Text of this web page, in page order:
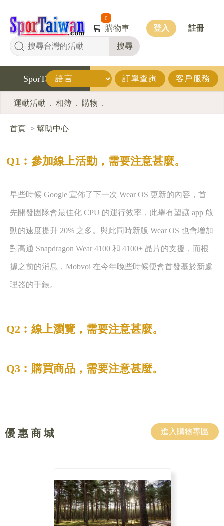
搜尋
0
購物車 登入 註冊
SporTaiwan 訂單查詢 客戶服務
運動活動 . 相簿 . 購物 .
首頁 > 幫助中心
Q1︰參加線上活動，需要注意甚麼。
早些時候 Google 宣佈了下一次 Wear OS 更新的內容，首
先開發團隊會最佳化 CPU 的運行效率，此舉有望讓 app 啟
動的速度提升 20% 之多。與此同時新版 Wear OS 也會增加
對高通 Snapdragon Wear 4100 和 4100+ 晶片的支援，而根
據之前的消息，Mobvoi 在今年晚些時候便會首發基於新處
理器的手錶。
Q2︰線上瀏覽，需要注意甚麼。
Q3︰購買商品，需要注意甚麼。
優 惠 商 城 進入購物專區